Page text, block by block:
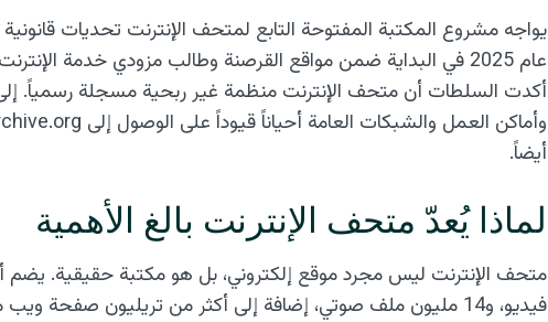
يواجه مشروع المكتبة المفتوحة التابع لمتحف الإنترنت تحديات
عام 2025 في البداية ضمن مواقع القرصنة وطالب مزودي خدمة
أكدت السلطات أن متحف الإنترنت منظمة غير ربحية مسجلة رسمياً.
أيضاً.
لماذا يُعدّ متحف الإنترنت بالغ الأهمية